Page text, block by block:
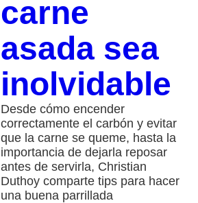
carne
asada sea
inolvidable
Desde cómo encender
correctamente el carbón y evitar
que la carne se queme, hasta la
importancia de dejarla reposar
antes de servirla, Christian
Duthoy comparte tips para hacer
una buena parrillada